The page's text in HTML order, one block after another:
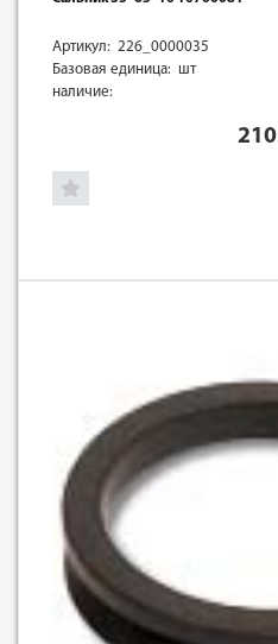
Артикул: 226_0000035
Базовая единица: шт
наличие:
210